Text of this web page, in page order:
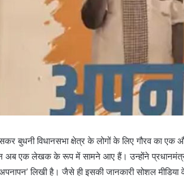
बुधनी विधानसभा क्षेत्र के लोगों के लिए गौरव का
अब एक लेखक के रूप में सामने आए हैं। उन्होंने
लिखी है। जैसे ही इसकी जानकारी सोशल